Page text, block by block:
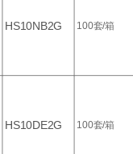
HS10NB2G 100套/箱
HS10DE2G 100套/箱